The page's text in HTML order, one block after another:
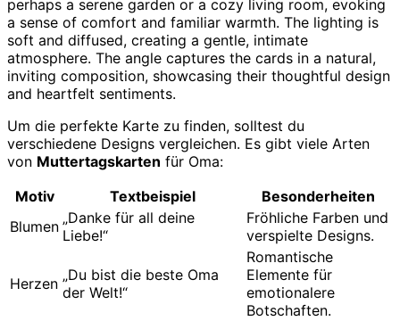
Um die perfekte Karte zu finden, solltest du
verschiedene Designs vergleichen. Es gibt viele Arten
von Muttertagskarten für Oma:
Motiv
Textbeispiel
Besonderheiten
Blumen „Danke für all deine
Liebe!“
Fröhliche Farben und
verspielte Designs.
Herzen „Du bist die beste Oma
der Welt!“
Romantische
Elemente für
emotionalere
Botschaften.